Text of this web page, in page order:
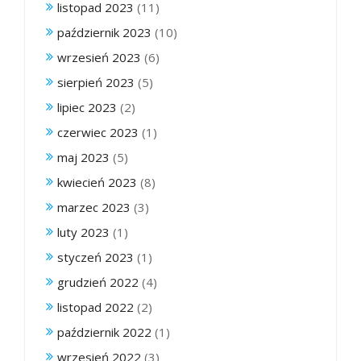
listopad 2023 (11)
październik 2023 (10)
wrzesień 2023 (6)
sierpień 2023 (5)
lipiec 2023 (2)
czerwiec 2023 (1)
maj 2023 (5)
kwiecień 2023 (8)
marzec 2023 (3)
luty 2023 (1)
styczeń 2023 (1)
grudzień 2022 (4)
listopad 2022 (2)
październik 2022 (1)
wrzesień 2022 (3)